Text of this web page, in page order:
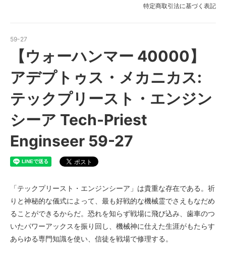
特定商取引法に基づく表記
59-27
【ウォーハンマー 40000】
アデプトゥス・メカニカス:
テックプリースト・エンジン
シーア Tech-Priest
Enginseer 59-27
「テックプリースト・エンジンシーア」は貴重な存在である。祈
りと神秘的な儀式によって、最も好戦的な機械霊でさえもなだめ
ることができるからだ。恐れを知らず戦場に飛び込み、歯車のつ
いたパワーアックスを振り回し、機械神に仕えた生涯がもたらす
あらゆる専門知識を使い、信徒を戦場で修理する。